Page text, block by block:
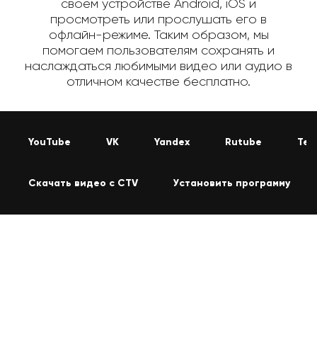
своем устройстве Android, iOS и
просмотреть или прослушать его в
офлайн-режиме. Таким образом, мы
помогаем пользователям сохранять и
наслаждаться любимыми видео или аудио в
отличном качестве бесплатно.
YouTube VK Yandex Rutube
Скачать видео с CTV Установить программу